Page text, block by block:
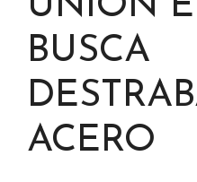
BUSCA
ACERO